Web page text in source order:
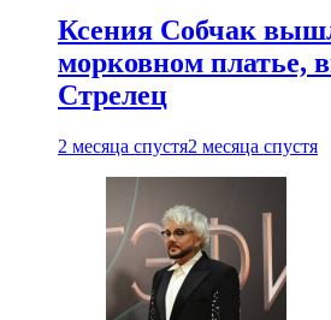
Ксения Собчак
морковном платье,
Стрелец
2 месяца спустя2 месяца спустя